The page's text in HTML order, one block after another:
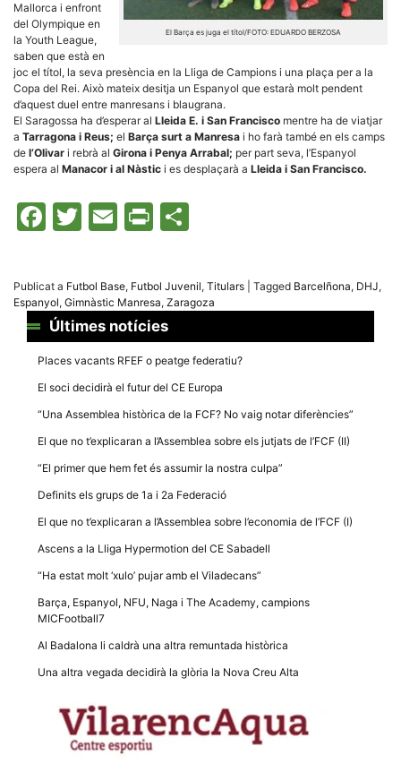
El Barça es juga el títol/FOTO: EDUARDO BERZOSA
Mallorca i enfront
del Olympique en
la Youth League,
saben que està en
joc el títol, la seva presència en la Lliga de Campions i una plaça per a la
Copa del Rei. Això mateix desitja un Espanyol que estarà molt pendent
d’aquest duel entre manresans i blaugrana.
El Saragossa ha d’esperar al Lleida E. i San Francisco mentre ha de viatjar
a Tarragona i Reus; el Barça surt a Manresa i ho farà també en els camps
de l’Olivar i rebrà al Girona i Penya Arrabal; per part seva, l’Espanyol
espera al Manacor i al Nàstic i es desplaçarà a Lleida i San Francisco.
Facebook
Twitter
Email
Print
Publicat a Futbol Base, Futbol Juvenil, Titulars Tagged Barcelñona, DHJ,
Espanyol, Gimnàstic Manresa, Zaragoza
Últimes notícies
Places vacants RFEF o peatge federatiu?
El soci decidirà el futur del CE Europa
“Una Assemblea històrica de la FCF? No vaig notar diferències”
El que no t’explicaran a l’Assemblea sobre els jutjats de l’FCF (II)
“El primer que hem fet és assumir la nostra culpa”
Definits els grups de 1a i 2a Federació
El que no t’explicaran a l’Assemblea sobre l’economia de l’FCF (I)
Ascens a la Lliga Hypermotion del CE Sabadell
“Ha estat molt ‘xulo’ pujar amb el Viladecans”
Barça, Espanyol, NFU, Naga i The Academy, campions
MICFootball7
Al Badalona li caldrà una altra remuntada històrica
Una altra vegada decidirà la glòria la Nova Creu Alta
Alguns
components
nostre lloc web
emmagatzemen
dades en el seu
dispositiu que
permeten que el
funcionalitats
desapareixeran
Màrqueting
comportament
navegues pel
web
només
ofertes i
personalitzat.